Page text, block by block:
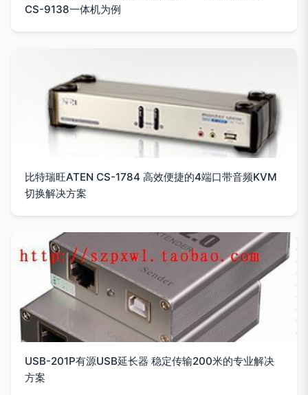
CS-9138一体机为例
比特瑞旺ATEN CS-1784 高效便捷的4端口带音频KVM
切换解决方案
USB-201P有源USB延长器 稳定传输200米的专业解决
方案